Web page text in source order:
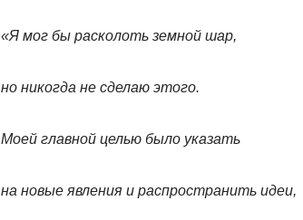
«Я мог бы расколоть земной шар,
но никогда не сделаю этого.
Моей главной целью было указать
на новые явления и распространить идеи,